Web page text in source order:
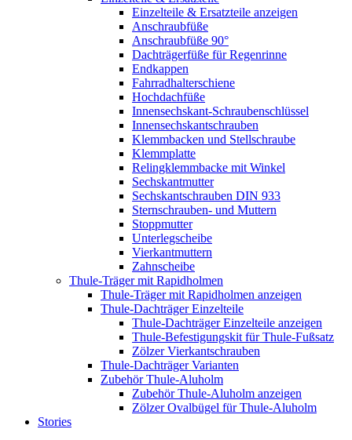
Einzelteile & Ersatzteile anzeigen
Anschraubfüße
Anschraubfüße 90°
Dachträgerfüße für Regenrinne
Endkappen
Fahrradhalterschiene
Hochdachfüße
Innensechskant-Schraubenschlüssel
Innensechskantschrauben
Klemmbacken und Stellschraube
Klemmplatte
Relingklemmbacke mit Winkel
Sechskantmutter
Sechskantschrauben DIN 933
Sternschrauben- und Muttern
Stoppmutter
Unterlegscheibe
Vierkantmuttern
Zahnscheibe
Thule-Träger mit Rapidholmen
Thule-Träger mit Rapidholmen anzeigen
Thule-Dachträger Einzelteile
Thule-Dachträger Einzelteile anzeigen
Thule-Befestigungskit für Thule-Fußsatz
Zölzer Vierkantschrauben
Thule-Dachträger Varianten
Zubehör Thule-Aluholm
Zubehör Thule-Aluholm anzeigen
Zölzer Ovalbügel für Thule-Aluholm
Stories